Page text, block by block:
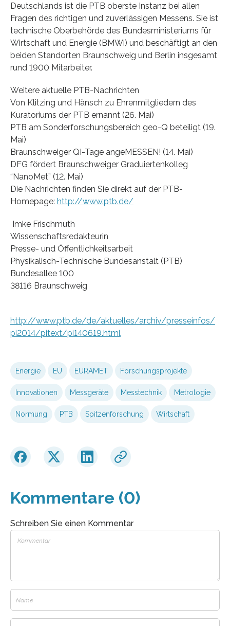
Deutschlands ist die PTB oberste Instanz bei allen
Fragen des richtigen und zuverlässigen Messens. Sie ist
technische Oberbehörde des Bundesministeriums für
Wirtschaft und Energie (BMWi) und beschäftigt an den
beiden Standorten Braunschweig und Berlin insgesamt
rund 1900 Mitarbeiter.
Weitere aktuelle PTB-Nachrichten
Von Klitzing und Hänsch zu Ehrenmitgliedern des
Kuratoriums der PTB ernannt (26. Mai)
PTB am Sonderforschungsbereich geo-Q beteiligt (19.
Mai)
Braunschweiger QI-Tage angeMESSEN! (14. Mai)
DFG fördert Braunschweiger Graduiertenkolleg
“NanoMet” (12. Mai)
Die Nachrichten finden Sie direkt auf der PTB-
Homepage: http://www.ptb.de/
Imke Frischmuth
Wissenschaftsredakteurin
Presse- und Öffentlichkeitsarbeit
Physikalisch-Technische Bundesanstalt (PTB)
Bundesallee 100
38116 Braunschweig
http://www.ptb.de/de/aktuelles/archiv/presseinfos/
pi2014/pitext/pi140619.html
Energie EU EURAMET Forschungsprojekte
Innovationen Messgeräte Messtechnik Metrologie
Normung PTB Spitzenforschung Wirtschaft
Kommentare (0)
Schreiben Sie einen Kommentar